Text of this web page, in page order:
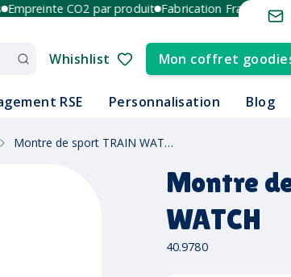
CO2 par produit Fabrication France et
Whishlist Mon coffret
RSE Personnalisation Blog
Montre de sport TRAIN WATCH
Montre
WATCH
40.9780